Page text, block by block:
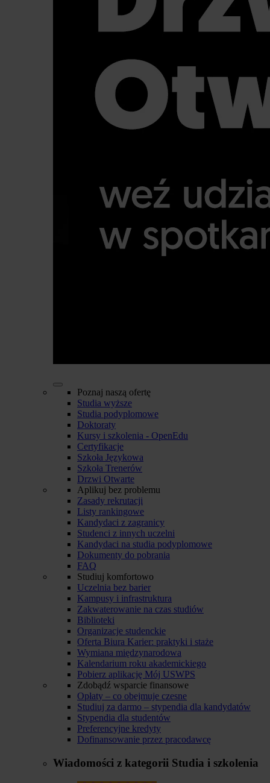
Poznaj naszą ofertę
Studia wyższe
Studia podyplomowe
Doktoraty
Kursy i szkolenia - OpenEdu
Certyfikacje
Szkoła Językowa
Szkoła Trenerów
Drzwi Otwarte
Aplikuj bez problemu
Zasady rekrutacji
Listy rankingowe
Kandydaci z zagranicy
Studenci z innych uczelni
Kandydaci na studia podyplomowe
Dokumenty do pobrania
FAQ
Studiuj komfortowo
Uczelnia bez barier
Kampusy i infrastruktura
Zakwaterowanie na czas studiów
Biblioteki
Organizacje studenckie
Oferta Biura Karier: praktyki i staże
Wymiana międzynarodowa
Kalendarium roku akademickiego
Pobierz aplikację Mój USWPS
Zdobądź wsparcie finansowe
Opłaty – co obejmuje czesne
Studiuj za darmo – stypendia dla kandydatów
Stypendia dla studentów
Preferencyjne kredyty
Dofinansowanie przez pracodawcę
Wiadomości z kategorii Studia i szkolenia